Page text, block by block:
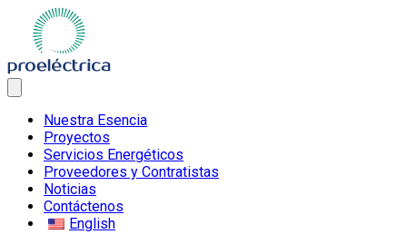
Nuestra Esencia
Proyectos
Servicios Energéticos
Proveedores y Contratistas
Noticias
Contáctenos
English